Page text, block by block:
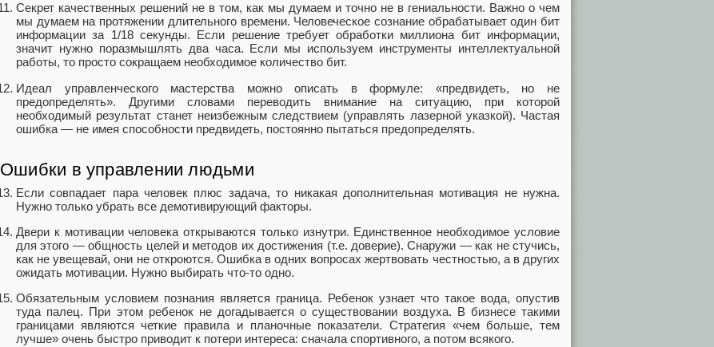
Секрет качественных решений не в том, как мы думаем и точно не в гениальности. Важно о чем
мы думаем на протяжении длительного времени. Человеческое сознание обрабатывает один бит
информации за 1/18 секунды. Если решение требует обработки миллиона бит информации,
значит нужно поразмышлять два часа. Если мы используем инструменты интеллектуальной
работы, то просто сокращаем необходимое количество бит.
Идеал управленческого мастерства можно описать в формуле: «предвидеть, но не
предопределять». Другими словами переводить внимание на ситуацию, при которой
необходимый результат станет неизбежным следствием (управлять лазерной указкой). Частая
ошибка — не имея способности предвидеть, постоянно пытаться предопределять.
Ошибки в управлении людьми
Если совпадает пара человек плюс задача, то никакая дополнительная мотивация не нужна.
Нужно только убрать все демотивирующий факторы.
Двери к мотивации человека открываются только изнутри. Единственное необходимое условие
для этого — общность целей и методов их достижения (т.е. доверие). Снаружи — как не стучись,
как не увещевай, они не откроются. Ошибка в одних вопросах жертвовать честностью, а в других
ожидать мотивации. Нужно выбирать что-то одно.
Обязательным условием познания является граница. Ребенок узнает что такое вода, опустив
туда палец. При этом ребенок не догадывается о существовании воздуха. В бизнесе такими
границами являются четкие правила и планочные показатели. Стратегия «чем больше, тем
лучше» очень быстро приводит к потери интереса: сначала спортивного, а потом всякого.